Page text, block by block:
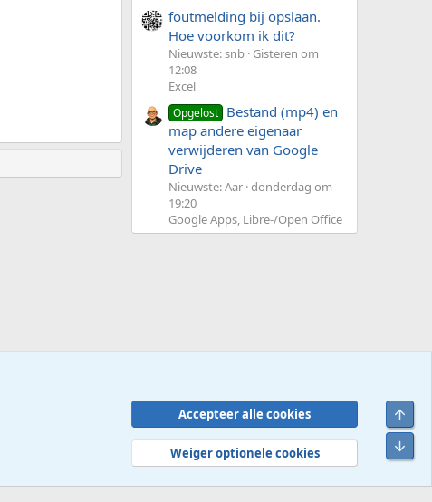
foutmelding bij opslaan.
Hoe voorkom ik dit?
Nieuwste: snb Gisteren om
12:08
Excel
Opgelost Bestand (mp4) en
map andere eigenaar
verwijderen van Google
Drive
Nieuwste: Aar donderdag om
19:20
Google Apps, Libre-/Open Office
Voorwaarden en regels Privacybeleid Help
R
S
Accepteer alle cookies
Weiger optionele cookies